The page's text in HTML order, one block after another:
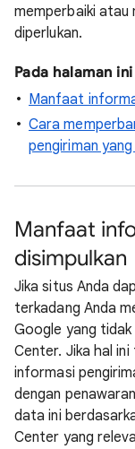
memperbaiki atau
diperlukan.
Pada halaman ini
Manfaat
Cara
pengiriman
Manfaat
disimpulkan
Jika situs Anda
terkadang Anda
Google yang
Center. Jika hal
informasi
dengan
data ini
Center yang